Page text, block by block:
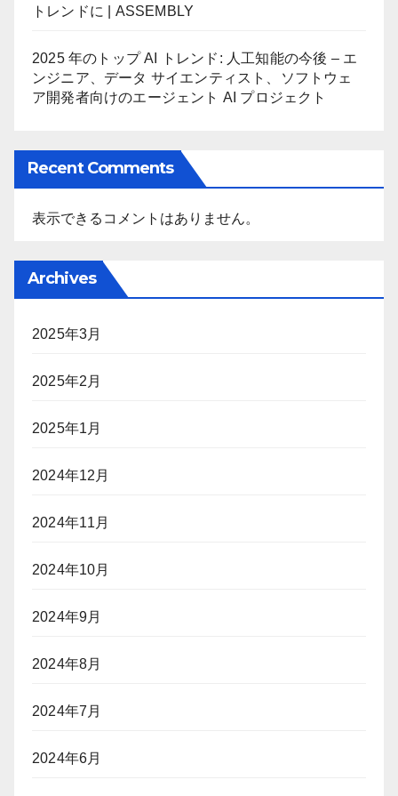
トレンドに | ASSEMBLY
2025 年のトップ AI トレンド: 人工知能の今後 – エ
ンジニア、データ サイエンティスト、ソフトウェ
ア開発者向けのエージェント AI プロジェクト
Recent Comments
表示できるコメントはありません。
Archives
2025年3月
2025年2月
2025年1月
2024年12月
2024年11月
2024年10月
2024年9月
2024年8月
2024年7月
2024年6月